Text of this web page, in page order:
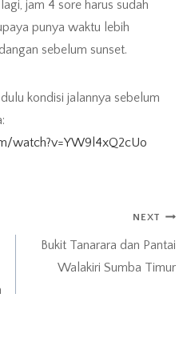
jam 4 sore harus sudah
punya waktu lebih
sebelum sunset.
kondisi jalannya sebelum
watch?v=YW9l4xQ2cUo
NEXT
Bukit Tanarara dan Pantai
Walakiri Sumba Timur